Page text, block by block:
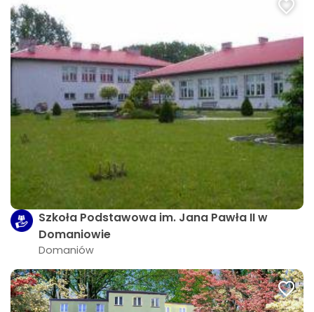
Szkoła Podstawowa im. Jana Pawła II w
Domaniowie
Domaniów